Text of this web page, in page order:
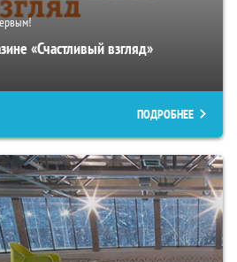
«Счастливый взгляд»
ПОДРОБНЕЕ